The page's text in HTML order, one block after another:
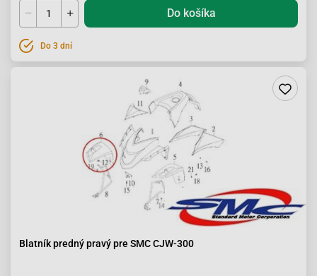
Do košíka
Do 3 dní
Blatník predný pravý pre SMC CJW-300